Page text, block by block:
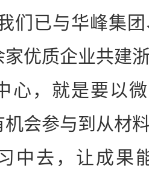
已与华峰集团
优质企业共建
心，就是要以
会参与到从材
中去，让成果